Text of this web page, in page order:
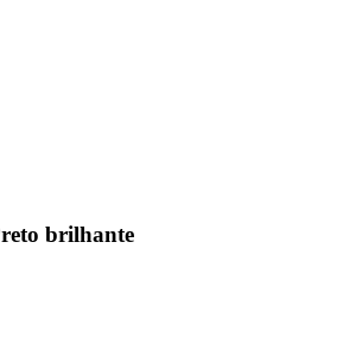
brilhante